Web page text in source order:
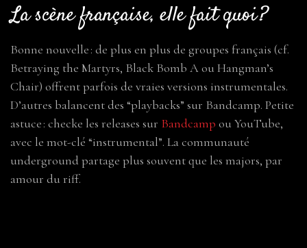
La scène française, elle fait quoi ?
Bonne nouvelle : de plus en plus de groupes français (cf.
Betraying the Martyrs, Black Bomb A ou Hangman’s
Chair) offrent parfois de vraies versions instrumentales.
D’autres balancent des “playbacks” sur Bandcamp. Petite
astuce : checke les releases sur Bandcamp ou YouTube,
avec le mot-clé “instrumental”. La communauté
underground partage plus souvent que les majors, par
amour du riff.